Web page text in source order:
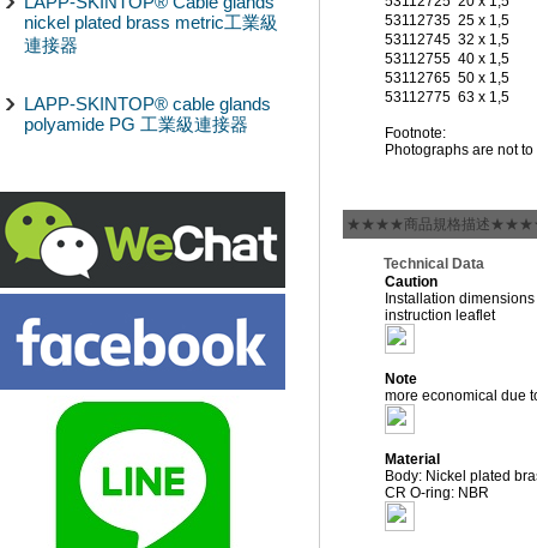
nickel plated brass metric工業級
連接器
LAPP-SKINTOP® cable glands
polyamide PG 工業級連接器
53112735 25 x 1,5
53112745 32 x 1,5
53112755 40 x 1,5
53112765 50 x 1,5
53112775 63 x 1,5
Footnote:
Photographs are not
★★★★商品規格描述
Technical Data
Caution
Installation
instruction leaflet
Note
more economical due
Material
Body: Nickel plated
CR O-ring: NBR